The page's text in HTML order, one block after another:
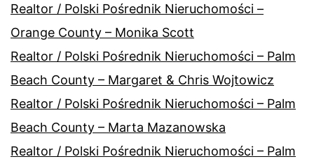
Realtor / Polski Pośrednik Nieruchomości –
Orange County – Monika Scott
Realtor / Polski Pośrednik Nieruchomości – Palm
Beach County – Margaret & Chris Wojtowicz
Realtor / Polski Pośrednik Nieruchomości – Palm
Beach County – Marta Mazanowska
Realtor / Polski Pośrednik Nieruchomości – Palm